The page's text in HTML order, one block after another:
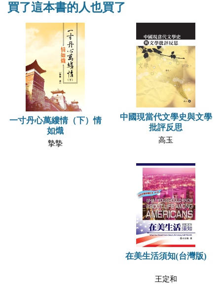
買了這本書的人也買了
一寸丹心萬縷情（下）情
如熾
摯摯
中國現當代文學史與文學
批評反思
高玉
在美生活須知(台灣版)
王定和